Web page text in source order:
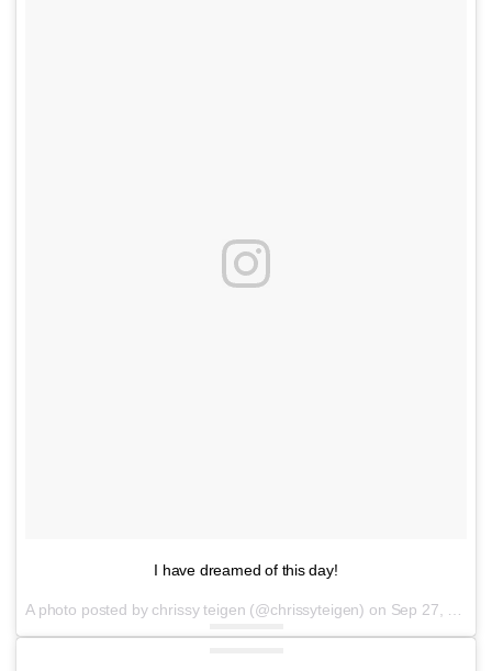
I have dreamed of this day!
A photo posted by chrissy teigen (@chrissyteigen) on Sep 27, 2016 at 1:36pm PDT